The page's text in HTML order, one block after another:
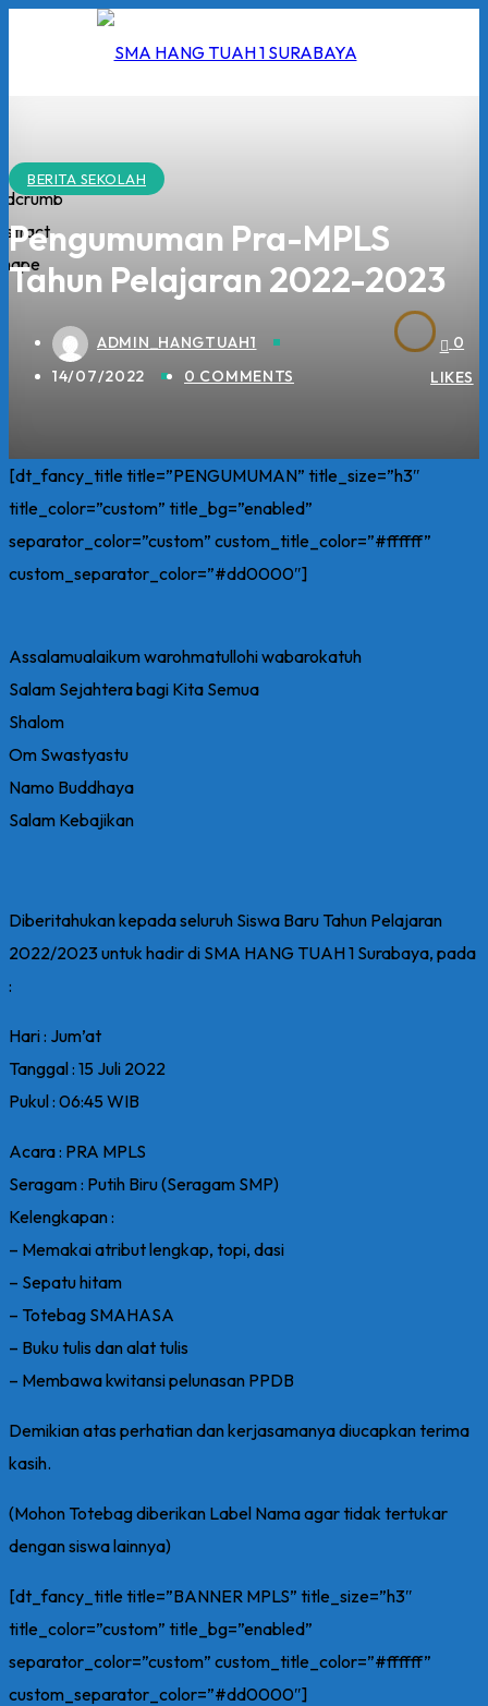
Tuah
BERITA SEKOLAH
Pengumuman Pra-MPLS
Tahun Pelajaran 2022-2023
ADMIN_HANGTUAH1
14/07/2022
0 COMMENTS
0
LIKES
[dt_fancy_title title=”PENGUMUMAN” title_size=”h3″
title_color=”custom” title_bg=”enabled”
separator_color=”custom” custom_title_color=”#ffffff”
custom_separator_color=”#dd0000″]
Assalamualaikum warohmatullohi wabarokatuh
Salam Sejahtera bagi Kita Semua
Shalom
Om Swastyastu
Namo Buddhaya
Salam Kebajikan
Diberitahukan kepada seluruh Siswa Baru Tahun Pelajaran
2022/2023 untuk hadir di SMA HANG TUAH 1 Surabaya, pada
:
Hari : Jum’at
Tanggal : 15 Juli 2022
Pukul : 06:45 WIB
Acara : PRA MPLS
Seragam : Putih Biru (Seragam SMP)
Kelengkapan :
– Memakai atribut lengkap, topi, dasi
– Sepatu hitam
– Totebag SMAHASA
– Buku tulis dan alat tulis
– Membawa kwitansi pelunasan PPDB
Demikian atas perhatian dan kerjasamanya diucapkan terima
kasih.
(Mohon Totebag diberikan Label Nama agar tidak tertukar
dengan siswa lainnya)
[dt_fancy_title title=”BANNER MPLS” title_size=”h3″
title_color=”custom” title_bg=”enabled”
separator_color=”custom” custom_title_color=”#ffffff”
custom_separator_color=”#dd0000″]